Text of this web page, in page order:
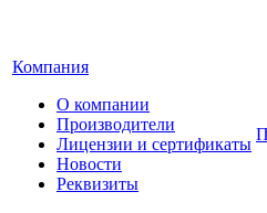
Компания
О компании
Производители
Лицензии и сертификаты
Новости
Реквизиты